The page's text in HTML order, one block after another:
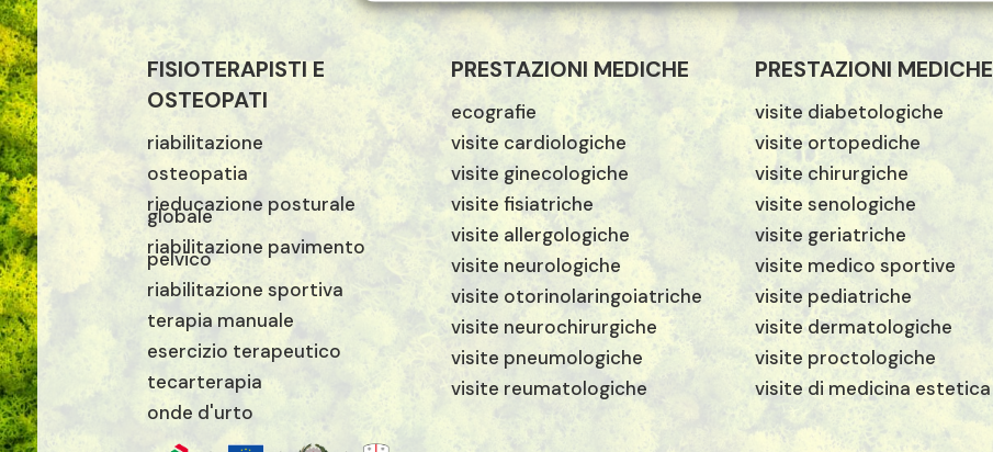
FISIOTERAPISTI E
OSTEOPATI
riabilitazione
osteopatia
rieducazione posturale
globale
riabilitazione pavimento
pelvico
riabilitazione sportiva
terapia manuale
esercizio terapeutico
tecarterapia
onde d'urto
PRESTAZIONI MEDICHE
ecografie
visite cardiologiche
visite ginecologiche
visite fisiatriche
visite allergologiche
visite neurologiche
visite otorinolaringoiatriche
visite neurochirurgiche
visite pneumologiche
visite reumatologiche
PRESTAZIONI MEDICHE
visite diabetologiche
visite ortopediche
visite chirurgiche
visite senologiche
visite geriatriche
visite medico sportive
visite pediatriche
visite dermatologiche
visite proctologiche
visite di medicina estetica